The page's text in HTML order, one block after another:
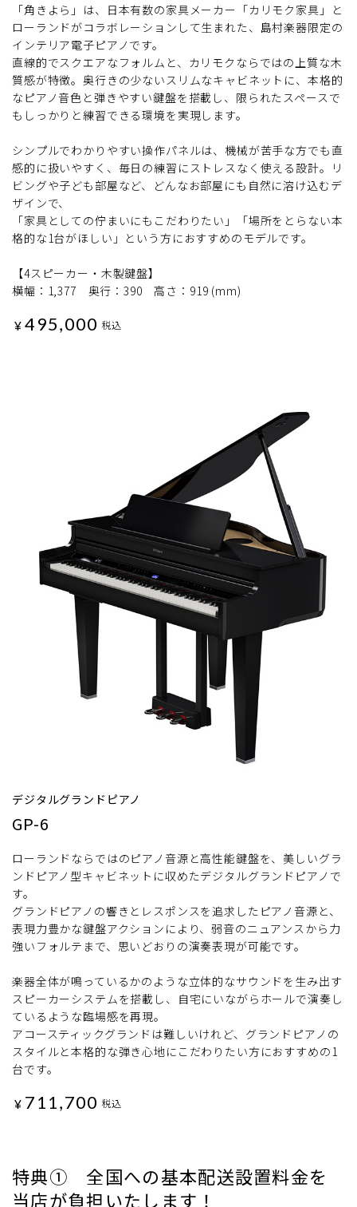
「角きよら」は、日本有数の家具メーカー「カリモク家具」と
ローランドがコラボレーションして生まれた、島村楽器限定の
インテリア電子ピアノです。
直線的でスクエアなフォルムと、カリモクならではの上質な木
質感が特徴。奥行きの少ないスリムなキャビネットに、本格的
なピアノ音色と弾きやすい鍵盤を搭載し、限られたスペースで
もしっかりと練習できる環境を実現します。
シンプルでわかりやすい操作パネルは、機械が苦手な方でも直
感的に扱いやすく、毎日の練習にストレスなく使える設計。リ
ビングや子ども部屋など、どんなお部屋にも自然に溶け込むデ
ザインで、
「家具としての佇まいにもこだわりたい」「場所をとらない本
格的な1台がほしい」という方におすすめのモデルです。
【4スピーカー・木製鍵盤】
横幅：1,377 奥行：390 高さ：919 (mm)
¥ 495,000 税込
デジタルグランドピアノ
GP-6
ローランドならではのピアノ音源と高性能鍵盤を、美しいグラ
ンドピアノ型キャビネットに収めたデジタルグランドピアノで
す。
グランドピアノの響きとレスポンスを追求したピアノ音源と、
表現力豊かな鍵盤アクションにより、弱音のニュアンスから力
強いフォルテまで、思いどおりの演奏表現が可能です。
楽器全体が鳴っているかのような立体的なサウンドを生み出す
スピーカーシステムを搭載し、自宅にいながらホールで演奏し
ているような臨場感を再現。
アコースティックグランドは難しいけれど、グランドピアノの
スタイルと本格的な弾き心地にこだわりたい方におすすめの1
台です。
¥ 711,700 税込
特典① 全国への基本配送設置料金を
当店が負担いたします！